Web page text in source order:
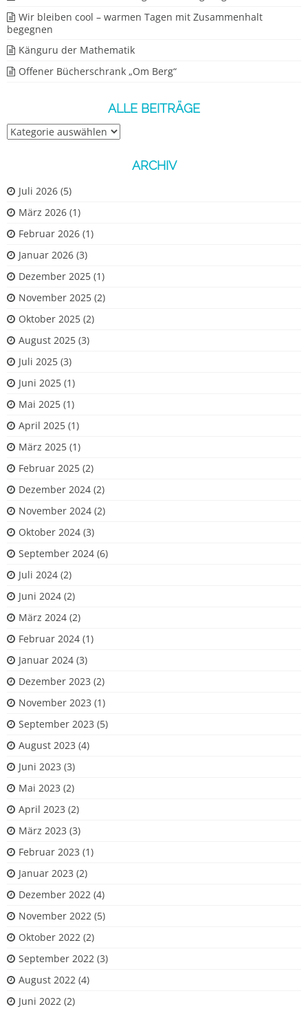
Wir bleiben cool – warmen Tagen mit Zusammenhalt
begegnen
Känguru der Mathematik
Offener Bücherschrank „Om Berg“
ALLE BEITRÄGE
Alle
ARCHIV
Juli 2026 (5)
März 2026 (1)
Februar 2026 (1)
Januar 2026 (3)
Dezember 2025 (1)
November 2025 (2)
Oktober 2025 (2)
August 2025 (3)
Juli 2025 (3)
Juni 2025 (1)
Mai 2025 (1)
April 2025 (1)
März 2025 (1)
Februar 2025 (2)
Dezember 2024 (2)
November 2024 (2)
Oktober 2024 (3)
September 2024 (6)
Juli 2024 (2)
Juni 2024 (2)
März 2024 (2)
Februar 2024 (1)
Januar 2024 (3)
Dezember 2023 (2)
November 2023 (1)
September 2023 (5)
August 2023 (4)
Juni 2023 (3)
Mai 2023 (2)
April 2023 (2)
März 2023 (3)
Februar 2023 (1)
Januar 2023 (2)
Dezember 2022 (4)
November 2022 (5)
Oktober 2022 (2)
September 2022 (3)
August 2022 (4)
Juni 2022 (2)